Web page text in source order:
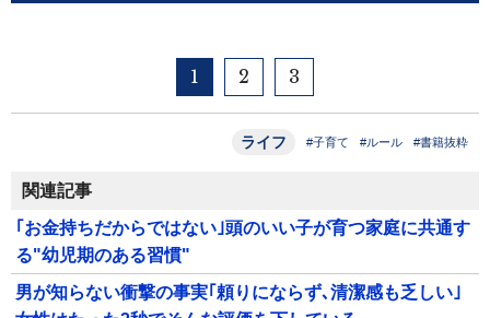
1 2 3
ライフ #子育て #ルール #書籍抜粋
関連記事
｢お金持ちだからではない｣頭のいい子が育つ家庭に共通す
る"幼児期のある習慣"
男が知らない衝撃の事実｢頼りにならず､清潔感も乏しい｣